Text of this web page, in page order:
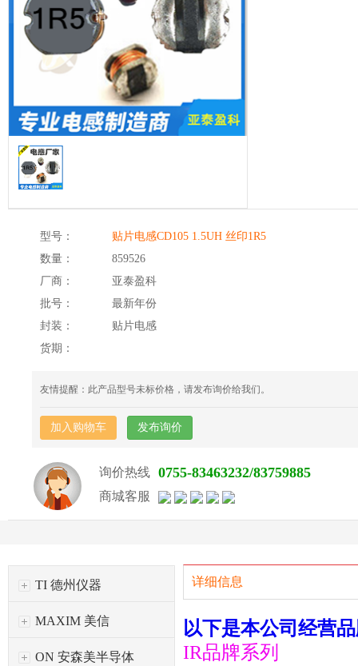
型号：
贴片电感CD105 1.5UH 丝印1R5
数量：
859526
厂商：
亚泰盈科
批号：
最新年份
封装：
贴片电感
货期：
友情提醒：此产品型号未标价格，请发布询价给我们。
加入购物车 发布询价
询价热线 0755-83463232/83759885
商城客服
TI 德州仪器
MAXIM 美信
ON 安森美半导体
详细信息
以下是本公司经营
IR品牌系列